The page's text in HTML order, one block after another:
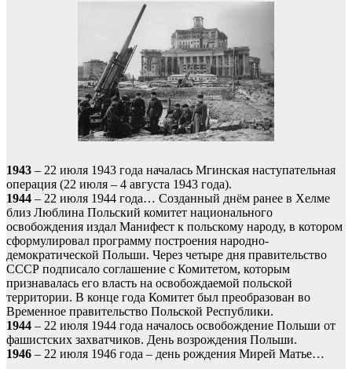
1943 – 22 июля 1943 года началась Мгинская наступательная
операция (22 июля – 4 августа 1943 года).
1944 – 22 июля 1944 года… Созданный днём ранее в Хелме
близ Люблина Польский комитет национального
освобождения издал Манифест к польскому народу, в котором
сформулировал программу построения народно-
демократической Польши. Через четыре дня правительство
СССР подписало соглашение с Комитетом, которым
признавалась его власть на освобождаемой польской
территории. В конце года Комитет был преобразован во
Временное правительство Польской Республики.
1944 – 22 июля 1944 года началось освобождение Польши от
фашистских захватчиков. День возрождения Польши.
1946 – 22 июля 1946 года – день рождения Мирей Матье…